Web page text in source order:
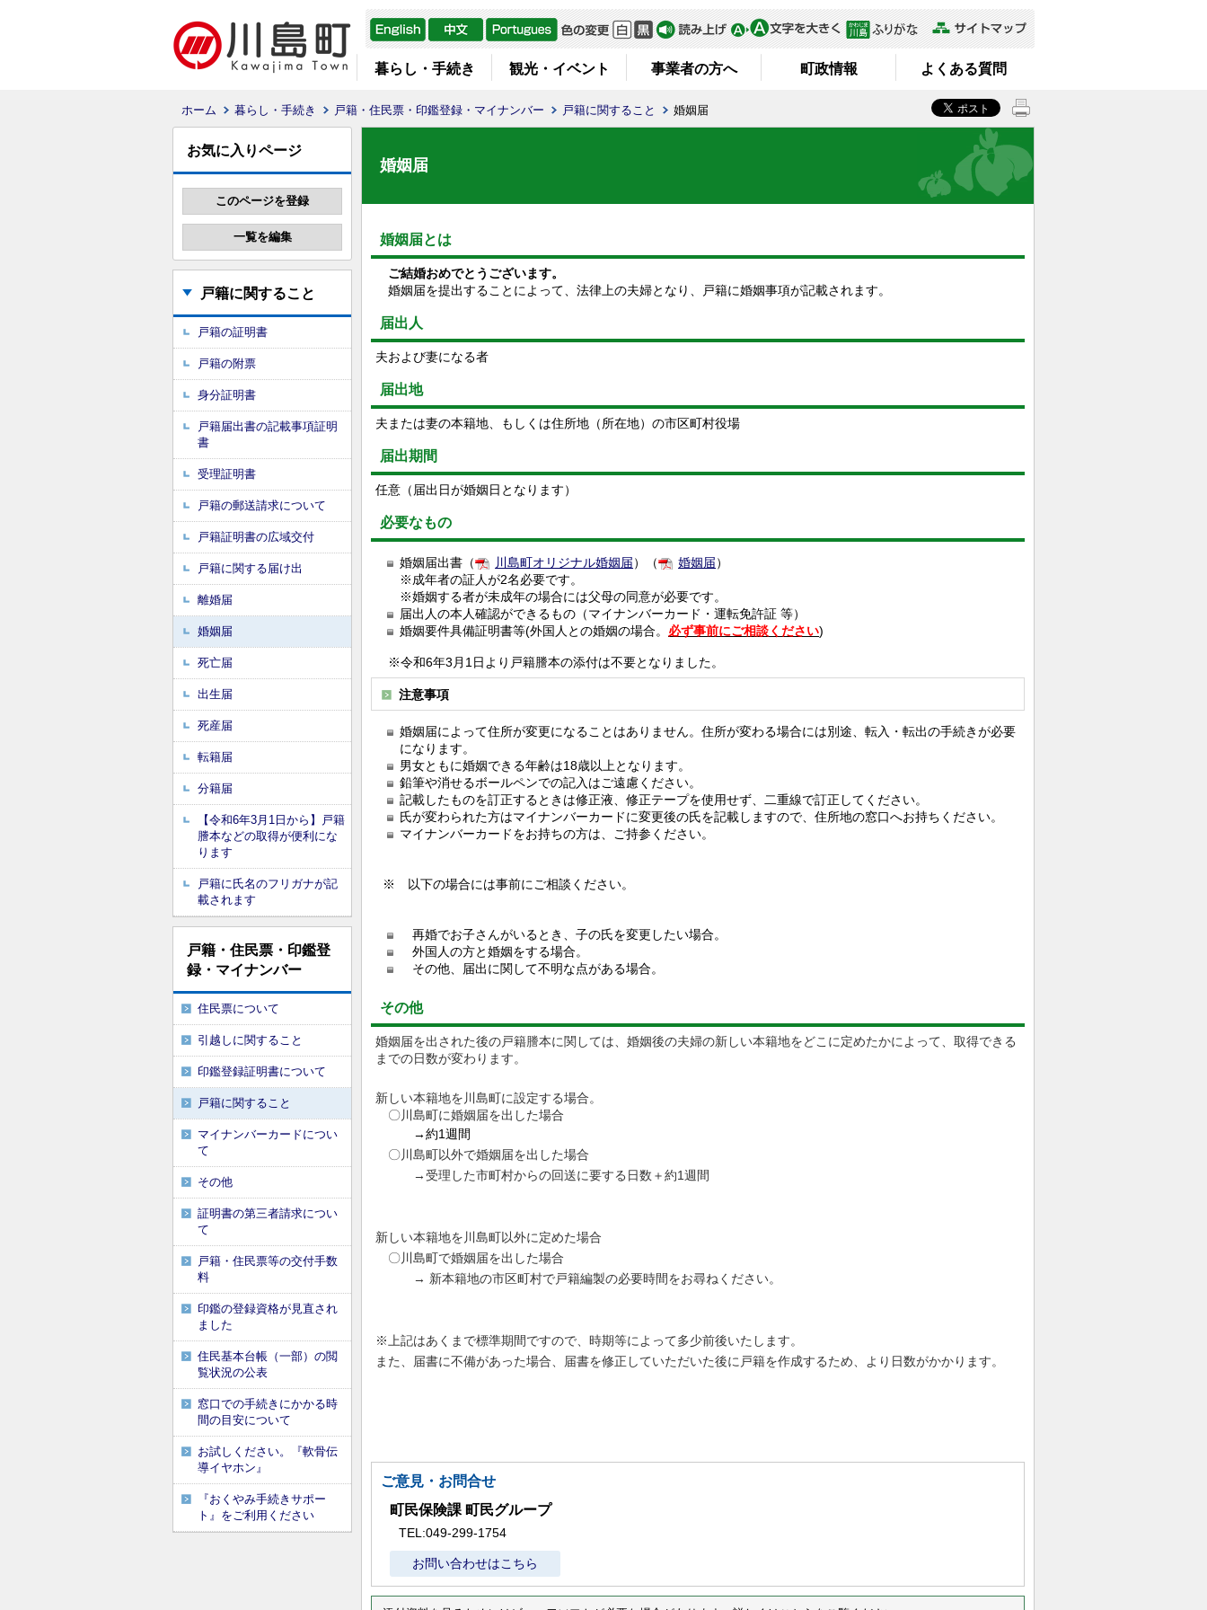
暮らし・手続き 観光・イベント 事業者の方へ 町政情報 よくある質問
ホーム 暮らし・手続き 戸籍・住民票・印鑑登録・マイナンバー 戸籍に関すること 婚姻届
お気に入りページ
戸籍に関すること
戸籍の証明書
戸籍の附票
身分証明書
戸籍届出書の記載事項証明
書
受理証明書
戸籍の郵送請求について
戸籍証明書の広域交付
戸籍に関する届け出
離婚届
婚姻届
死亡届
出生届
死産届
転籍届
分籍届
【令和6年3月1日から】戸籍
謄本などの取得が便利にな
ります
戸籍に氏名のフリガナが記
載されます
戸籍・住民票・印鑑登
録・マイナンバー
住民票について
引越しに関すること
印鑑登録証明書について
戸籍に関すること
マイナンバーカードについ
て
その他
証明書の第三者請求につい
て
戸籍・住民票等の交付手数
料
印鑑の登録資格が見直され
ました
住民基本台帳（一部）の閲
覧状況の公表
窓口での手続きにかかる時
間の目安について
お試しください。『軟骨伝
導イヤホン』
『おくやみ手続きサポー
ト』をご利用ください
婚姻届
婚姻届とは
ご結婚おめでとうございます。
婚姻届を提出することによって、法律上の夫婦となり、戸籍に婚姻事項が記載されます。
届出人
夫および妻になる者
届出地
夫または妻の本籍地、もしくは住所地（所在地）の市区町村役場
届出期間
任意（届出日が婚姻日となります）
必要なもの
婚姻届出書（ 川島町オリジナル婚姻届）（ 婚姻届）
※成年者の証人が2名必要です。
※婚姻する者が未成年の場合には父母の同意が必要です。
届出人の本人確認ができるもの（マイナンバーカード・運転免許証 等）
婚姻要件具備証明書等(外国人との婚姻の場合。 必ず事前にご相談ください)
※令和6年3月1日より戸籍謄本の添付は不要となりました。
注意事項
婚姻届によって住所が変更になることはありません。住所が変わる場合には別途、転入・転出の手続きが必要
になります。
男女ともに婚姻できる年齢は18歳以上となります。
鉛筆や消せるボールペンでの記入はご遠慮ください。
記載したものを訂正するときは修正液、修正テープを使用せず、二重線で訂正してください。
氏が変わられた方はマイナンバーカードに変更後の氏を記載しますので、住所地の窓口へお持ちください。
マイナンバーカードをお持ちの方は、ご持参ください。
※ 以下の場合には事前にご相談ください。
再婚でお子さんがいるとき、子の氏を変更したい場合。
外国人の方と婚姻をする場合。
その他、届出に関して不明な点がある場合。
その他
婚姻届を出された後の戸籍謄本に関しては、婚姻後の夫婦の新しい本籍地をどこに定めたかによって、取得できる
までの日数が変わります。
新しい本籍地を川島町に設定する場合。
〇川島町に婚姻届を出した場合
→約1週間
〇川島町以外で婚姻届を出した場合
→受理した市町村からの回送に要する日数＋約1週間
新しい本籍地を川島町以外に定めた場合
〇川島町で婚姻届を出した場合
→ 新本籍地の市区町村で戸籍編製の必要時間をお尋ねください。
※上記はあくまで標準期間ですので、時期等によって多少前後いたします。
また、届書に不備があった場合、届書を修正していただいた後に戸籍を作成するため、より日数がかかります。
ご意見・お問合せ
町民保険課 町民グループ
TEL:049-299-1754
お問い合わせはこちら